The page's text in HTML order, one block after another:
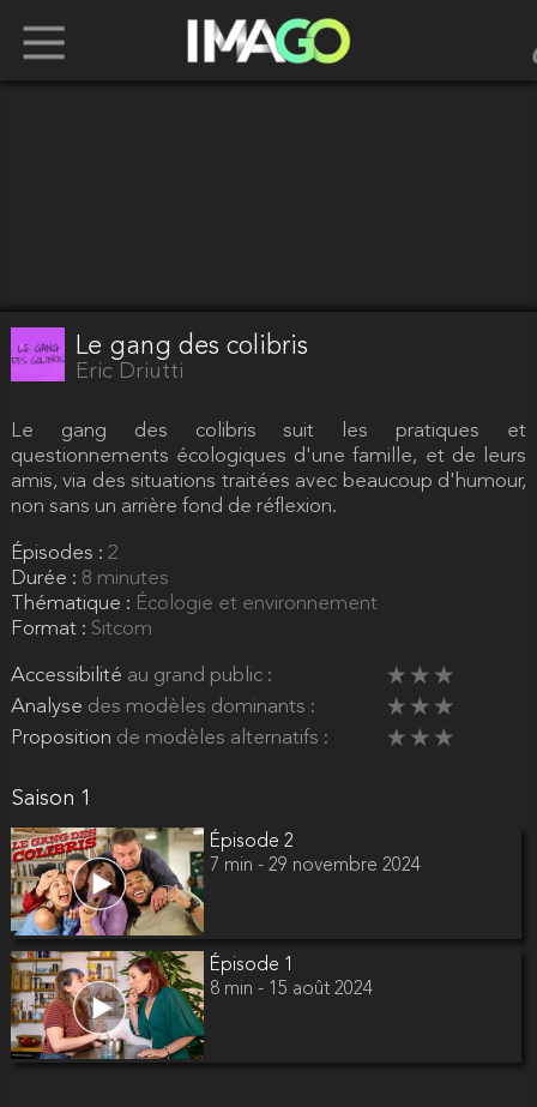
Le gang des colibris
Eric Driutti
Le gang des colibris suit les pratiques et
questionnements écologiques d'une famille, et de leurs
amis, via des situations traitées avec beaucoup d'humour,
non sans un arrière fond de réflexion.
Épisodes : 2
Durée : 8 minutes
Thématique : Écologie et environnement
Format : Sitcom
Accessibilité au grand public :
Analyse des modèles dominants :
Proposition de modèles alternatifs :
Saison 1
Épisode 2
7 min - 29 novembre 2024
Épisode 1
8 min - 15 août 2024